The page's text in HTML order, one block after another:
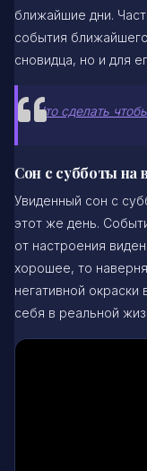
ближайшие дни.
события
сновидца, но и для
Что сделать
Сон с субботы на
Увиденный сон с
этот же день.
от настроения
хорошее, то
негативной
себя в реальной